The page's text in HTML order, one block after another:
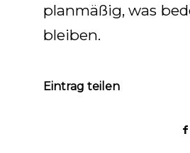
planmäßig, was
bleiben.
Eintrag teilen